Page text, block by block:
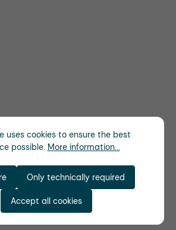
uses cookies to ensure the best
possible. More information...
Only technically required
Accept all cookies